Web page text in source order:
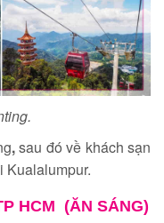
,sau đó về khách sạn
Kualalumpur.
HCM (ĂN SÁNG)